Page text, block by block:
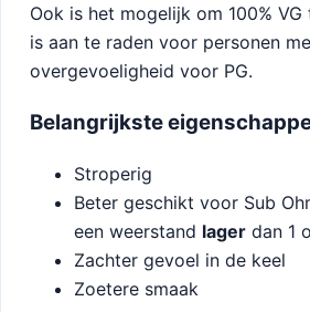
Ook is het mogelijk om 100%
is aan te raden voor personen
overgevoeligheid voor PG.
Belangrijkste
Stroperig
Beter geschikt voor Sub
een weerstand lager dan 1
Zachter gevoel in de keel
Zoetere smaak